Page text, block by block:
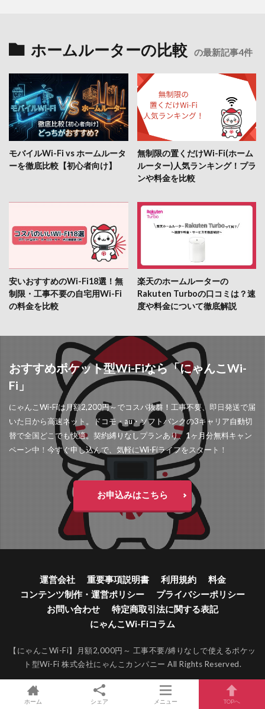
ホームルーターの比較 の最新記事4件
モバイルWi-Fi vs ホームルータ
ーを徹底比較【初心者向け】
無制限の置くだけWi-Fi(ホーム
ルーター)人気ランキング！プラ
ンや料金を比較
安いおすすめのWi-Fi18選！無
制限・工事不要の自宅用Wi-Fi
の料金を比較
楽天のホームルーターの
Rakuten Turboの口コミは？速
度や料金について徹底解説
おすすめポケット型Wi-Fiなら「にゃんこWi-
Fi」
にゃんこWi-Fiは月額2,200円～でコスパ抜群！工事不要、即日発送で届
いた日から高速ネット。ドコモ・au・ソフトバンクの3キャリア自動切
替で全国どこでも快適。契約縛りなしプランあり、1ヶ月分無料キャン
ペーン中！今すぐ申し込んで、気軽にWi-Fiライフをスタート！
お申込みはこちら
運営会社 重要事項説明書 利用規約
料金
コンテンツ制作・運営ポリシー
プライバシーポリシー
お問い合わせ
特定商取引法に関する表記
にゃんこWi-Fiコラム
【にゃんこWi-Fi】月額2,000円～ 工事不要/縛りなしで使えるポケッ
ト型Wi-Fi 株式会社にゃんこカンパニー All Rights Reserved.
ホーム シェア メニュー TOPへ